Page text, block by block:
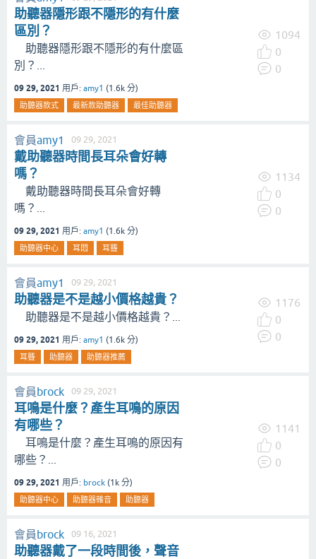
助聽器隱形跟不隱形的有什麼
區別？
助聽器隱形跟不隱形的有什麼區
別？...
09 29, 2021 用戶: amy1 (1.6k 分)
助聽器款式 最新款助聽器 最佳助聽器
1094
0
0
會員amy1 09 29, 2021
戴助聽器時間長耳朵會好轉
嗎？
戴助聽器時間長耳朵會好轉
嗎？...
09 29, 2021 用戶: amy1 (1.6k 分)
助聽器中心 耳悶 耳聾
1134
0
0
會員amy1 09 29, 2021
助聽器是不是越小價格越貴？
助聽器是不是越小價格越貴？...
09 29, 2021 用戶: amy1 (1.6k 分)
耳聾 助聽器 助聽器推薦
1176
0
0
會員brock 09 29, 2021
耳鳴是什麼？產生耳鳴的原因
有哪些？
耳鳴是什麼？產生耳鳴的原因有
哪些？...
09 29, 2021 用戶: brock (1k 分)
助聽器中心 助聽器雜音 助聽器
1141
0
0
會員brock 09 16, 2021
助聽器戴了一段時間後，聲音